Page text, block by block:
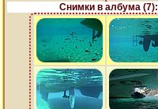
Снимки в албума (7):